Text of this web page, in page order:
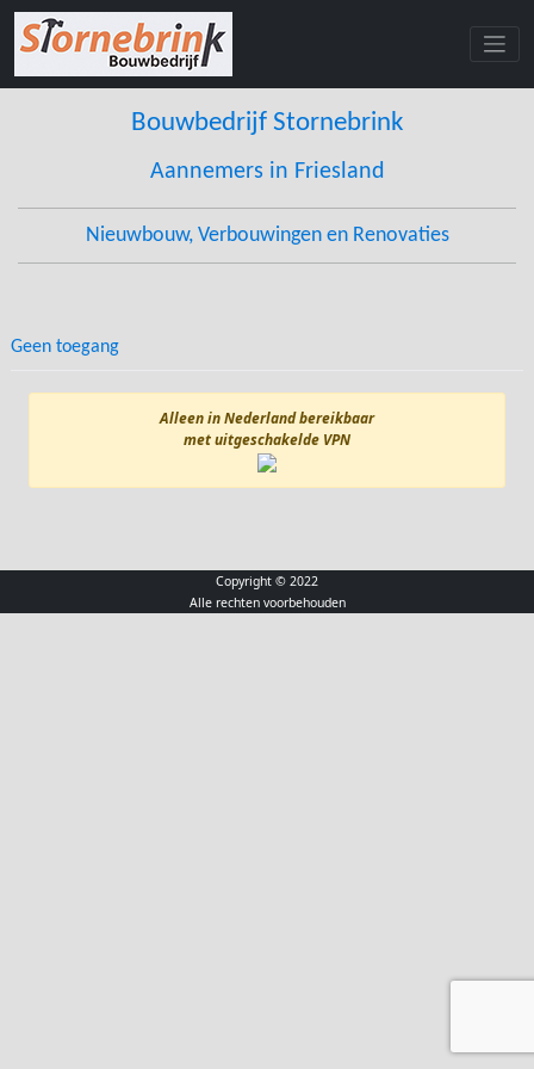
Skip
content
Bouwbedrijf Stornebrink
Aannemers in Friesland
Nieuwbouw, Verbouwingen en Renovaties
Geen toegang
Alleen in Nederland bereikbaar
met uitgeschakelde VPN
Copyright © 2022
Alle rechten voorbehouden